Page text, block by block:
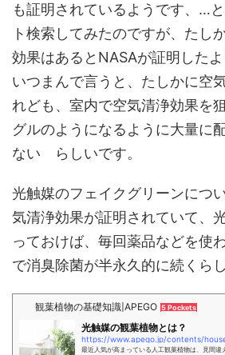
も証明されているようです、…
ト検索してみたのですが、たし
効果はあるとNASAが証明した
いつまんで言うと、たしかに空
れども、室内で空気清浄効果を
グルのようになるように大量に
ない らしいです。
光触媒のフェイクグリーンにつ
気清浄効果が証明されていて、
っておけば、毎回薬品などを使
で消臭除菌が半永久的に続くらし
観葉植物の基礎知識|APEGO 5 Pockets
光触媒の観葉植物とは？
https://www.apego.jp/contents/
最近人気が高まっている人工観葉植物は、見間